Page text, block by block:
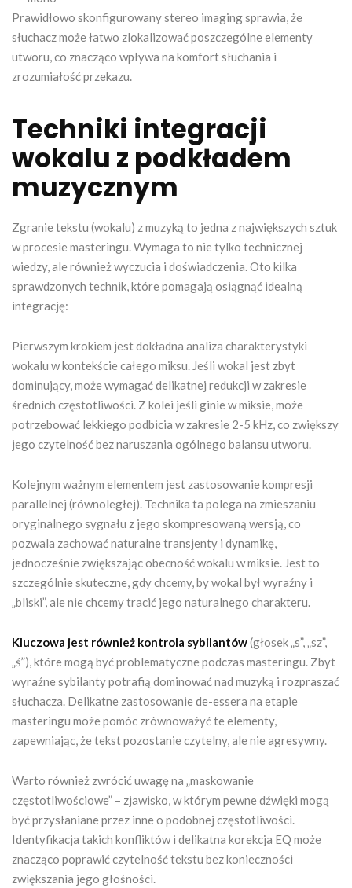
Prawidłowo skonfigurowany stereo imaging sprawia, że
słuchacz może łatwo zlokalizować poszczególne elementy
utworu, co znacząco wpływa na komfort słuchania i
zrozumiałość przekazu.
Techniki integracji
wokalu z podkładem
muzycznym
Zgranie tekstu (wokalu) z muzyką to jedna z największych sztuk
w procesie masteringu. Wymaga to nie tylko technicznej
wiedzy, ale również wyczucia i doświadczenia. Oto kilka
sprawdzonych technik, które pomagają osiągnąć idealną
integrację:
Pierwszym krokiem jest dokładna analiza charakterystyki
wokalu w kontekście całego miksu. Jeśli wokal jest zbyt
dominujący, może wymagać delikatnej redukcji w zakresie
średnich częstotliwości. Z kolei jeśli ginie w miksie, może
potrzebować lekkiego podbicia w zakresie 2-5 kHz, co zwiększy
jego czytelność bez naruszania ogólnego balansu utworu.
Kolejnym ważnym elementem jest zastosowanie kompresji
parallelnej (równoległej). Technika ta polega na zmieszaniu
oryginalnego sygnału z jego skompresowaną wersją, co
pozwala zachować naturalne transjenty i dynamikę,
jednocześnie zwiększając obecność wokalu w miksie. Jest to
szczególnie skuteczne, gdy chcemy, by wokal był wyraźny i
„bliski”, ale nie chcemy tracić jego naturalnego charakteru.
Kluczowa jest również kontrola sybilantów(głosek „s”, „sz”,
„ś”), które mogą być problematyczne podczas masteringu. Zbyt
wyraźne sybilanty potrafią dominować nad muzyką i rozpraszać
słuchacza. Delikatne zastosowanie de-essera na etapie
masteringu może pomóc zrównoważyć te elementy,
zapewniając, że tekst pozostanie czytelny, ale nie agresywny.
Warto również zwrócić uwagę na „maskowanie
częstotliwościowe” – zjawisko, w którym pewne dźwięki mogą
być przysłaniane przez inne o podobnej częstotliwości.
Identyfikacja takich konfliktów i delikatna korekcja EQ może
znacząco poprawić czytelność tekstu bez konieczności
zwiększania jego głośności.